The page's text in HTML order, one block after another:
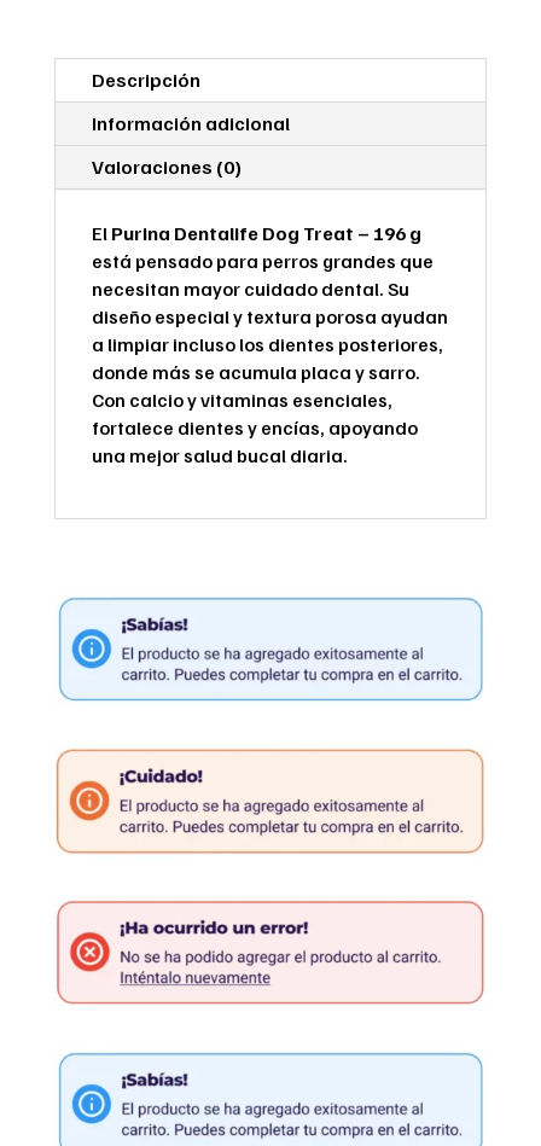
Perros
cantidad
Descripción
Información adicional
Valoraciones (0)
El Purina Dentalife Dog Treat – 196 g
está pensado para perros grandes que
necesitan mayor cuidado dental. Su
diseño especial y textura porosa ayudan
a limpiar incluso los dientes posteriores,
donde más se acumula placa y sarro.
Con calcio y vitaminas esenciales,
fortalece dientes y encías, apoyando
una mejor salud bucal diaria.